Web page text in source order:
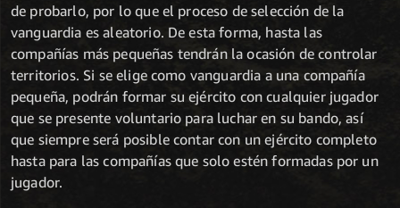
de probarlo, por lo que el proceso de selección de la
vanguardia es aleatorio. De esta forma, hasta las
compañías más pequeñas tendrán la ocasión de controlar
territorios. Si se elige como vanguardia a una compañía
pequeña, podrán formar su ejército con cualquier jugador
que se presente voluntario para luchar en su bando, así
que siempre será posible contar con un ejército completo
hasta para las compañías que solo estén formadas por un
jugador.